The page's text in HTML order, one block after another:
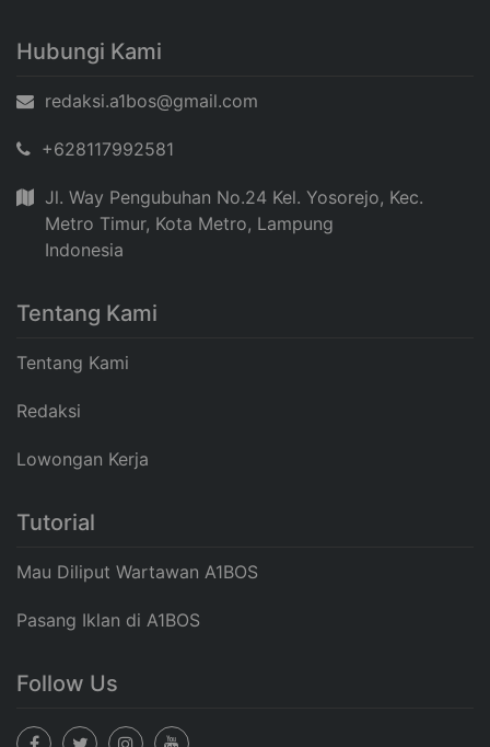
Hubungi Kami
redaksi.a1bos@gmail.com
+628117992581
Jl. Way Pengubuhan No.24 Kel. Yosorejo, Kec.
Metro Timur, Kota Metro, Lampung
Indonesia
Tentang Kami
Tentang Kami
Redaksi
Lowongan Kerja
Tutorial
Mau Diliput Wartawan A1BOS
Pasang Iklan di A1BOS
Follow Us